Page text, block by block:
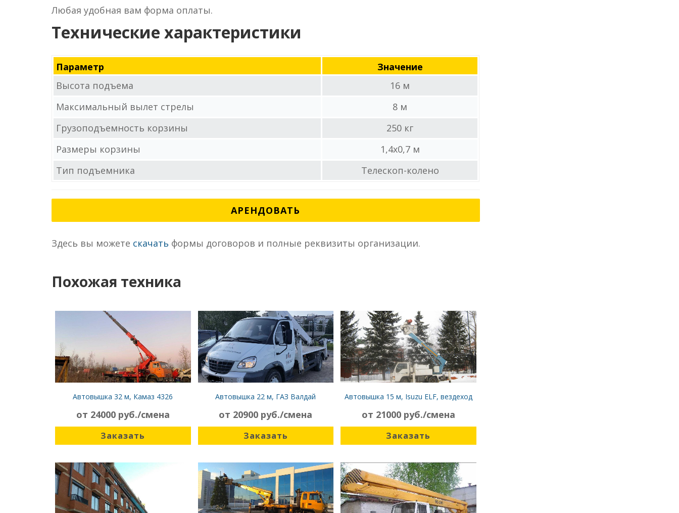
Любая удобная вам форма оплаты.
Технические характеристики
Параметр
Значение
Высота подъема
16 м
Максимальный вылет стрелы
8 м
Грузоподъемность корзины
250 кг
Размеры корзины
1,4x0,7 м
Тип подъемника
Телескоп-колено
АРЕНДОВАТЬ
Здесь вы можете скачать формы договоров и полные реквизиты организации.
Похожая техника
Автовышка 32 м, Камаз 4326
от 24000 руб./смена
Заказать
Автовышка 22 м, ГАЗ Валдай
от 20900 руб./смена
Заказать
Автовышка 15 м, Isuzu ELF, вездеход
от 21000 руб./смена
Заказать